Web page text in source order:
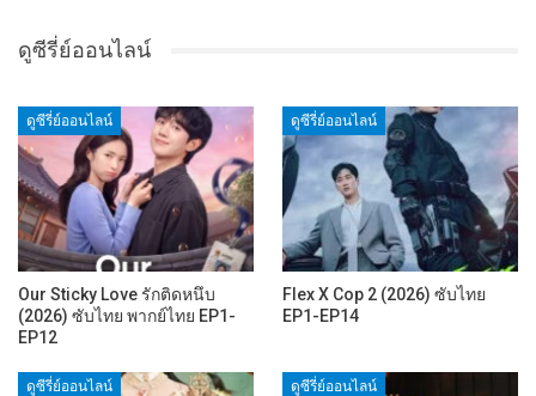
ดูซีรี่ย์ออนไลน์
ดูซีรี่ย์ออนไลน์
Our Sticky Love รักติดหนึบ
(2026) ซับไทย พากย์ไทย EP1-
EP12
ดูซีรี่ย์ออนไลน์
Flex X Cop 2 (2026) ซับไทย
EP1-EP14
ดูซีรี่ย์ออนไลน์ ดูซีรี่ย์ออนไลน์